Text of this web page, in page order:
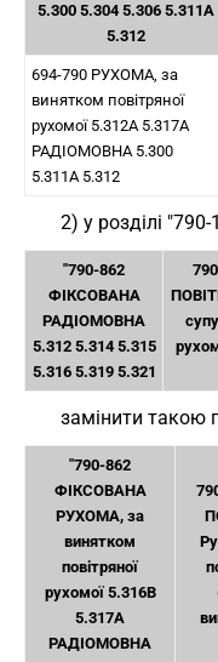
5.300 5.304 5.306 5.311A
5.312
694-790 РУХОМА, за
винятком повітряної
рухомої 5.312A 5.317A
РАДІОМОВНА 5.300
5.311A 5.312
2) у розділі
"790-862
ФІКСОВАНА
РАДІОМОВНА
5.312 5.314 5.315
5.316 5.319 5.321
замінити такою
"790-862
ФІКСОВАНА
РУХОМА, за
винятком
повітряної
рухомої 5.316В
5.317A
РАДІОМОВНА